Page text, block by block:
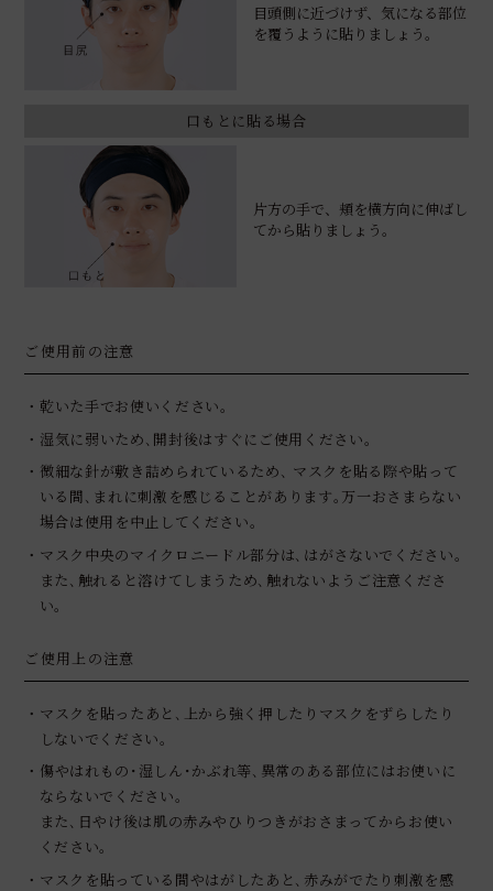
目頭側に近づけず、気になる部位
を覆うように貼りましょう。
口もとに貼る場合
片方の手で、頬を横方向に伸ばし
てから貼りましょう。
ご使用前の注意
・乾いた手でお使いください｡
・湿気に弱いため､開封後はすぐにご使用ください｡
・微細な針が敷き詰められているため､ マスクを貼る際や貼って
いる間､まれに刺激を感じることがあります｡万一おさまらない
場合は使用を中止してください｡
・マスク中央のマイクロニードル部分は､はがさないでください｡
また､触れると溶けてしまうため､触れないようご注意くださ
い｡
ご使用上の注意
・マスクを貼ったあと､上から強く押したりマスクをずらしたり
しないでください｡
・傷やはれもの･湿しん･かぶれ等､異常のある部位にはお使いに
ならないでください｡
また､日やけ後は肌の赤みやひりつきがおさまってからお使い
ください｡
・マスクを貼っている間やはがしたあと､赤みがでたり刺激を感